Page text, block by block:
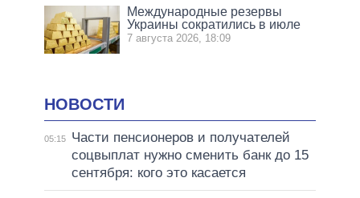
Международные резервы
Украины сократились в июле
7 августа 2026, 18:09
НОВОСТИ
05:15
Части пенсионеров и получателей
соцвыплат нужно сменить банк до 15
сентября: кого это касается